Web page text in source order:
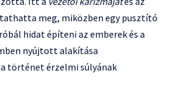
meg, miközben egy pusztító
hidat építeni az emberek és a
nyújtott alakítása
történet érzelmi súlyának